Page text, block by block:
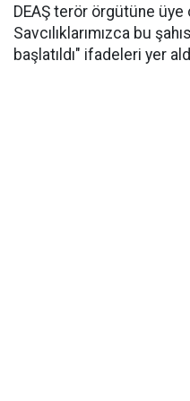
DEAŞ terör örgütüne
Savcılıklarımızca bu
başlatıldı" ifadeleri yer